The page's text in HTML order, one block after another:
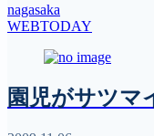
nagasaka
WEBTODAY
園児がサツマ